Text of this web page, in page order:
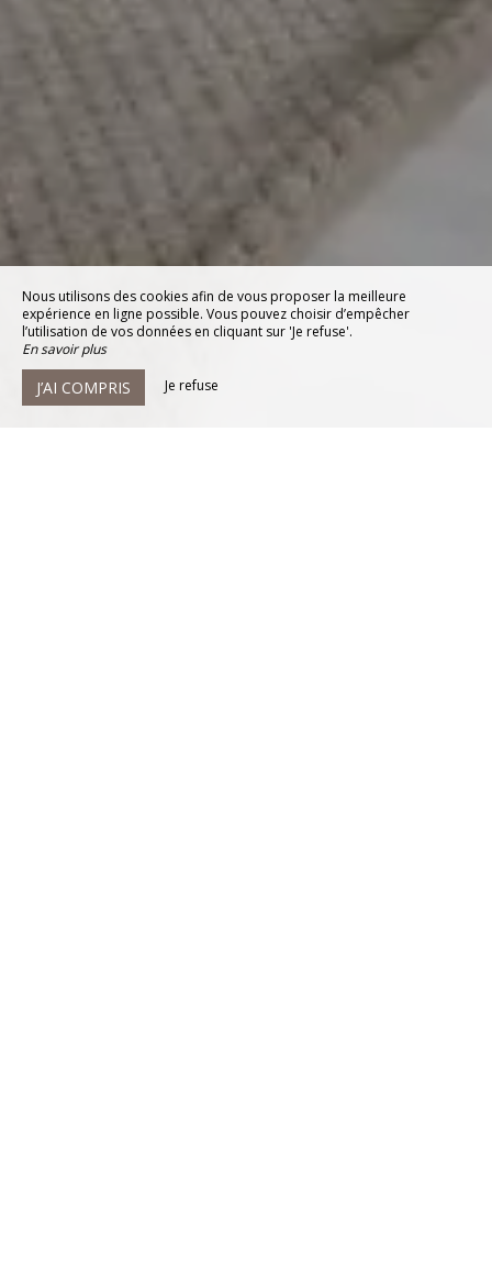
Nous utilisons des cookies afin de vous proposer la meilleure
expérience en ligne possible. Vous pouvez choisir d’empêcher
l’utilisation de vos données en cliquant sur 'Je refuse'.
En savoir plus
J’AI COMPRIS Je refuse